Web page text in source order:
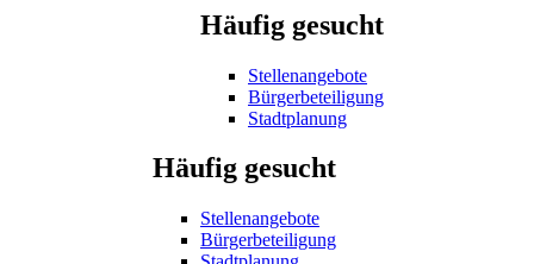
Häufig gesucht
Stellenangebote
Bürgerbeteiligung
Stadtplanung
Häufig gesucht
Stellenangebote
Bürgerbeteiligung